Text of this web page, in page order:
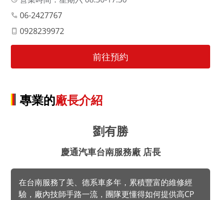
06-2427767
0928239972
前往預約
專業的廠長介紹
劉有勝
慶通汽車台南服務廠 店長
在台南服務了美、德系車多年，累積豐富的維修經
驗，廠內技師手路一流，團隊更懂得如何提供高CP